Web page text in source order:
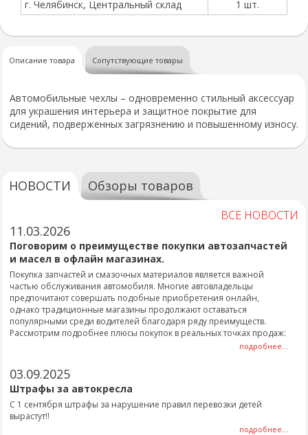
г. Челябинск, Центральный склад
1 шт.
Описание товара Сопутствующие товары
Автомобильные чехлы – одновременно стильный аксессуар
для украшения интерьера и защитное покрытие для
сидений, подверженных загрязнению и повышенному износу.
НОВОСТИ Обзоры товаров
ВСЕ НОВОСТИ
11.03.2026
Поговорим о преимуществе покупки автозапчастей
и масел в офлайн магазинах.
Покупка запчастей и смазочных материалов является важной
частью обслуживания автомобиля. Многие автовладельцы
предпочитают совершать подобные приобретения онлайн,
однако традиционные магазины продолжают оставаться
популярными среди водителей благодаря ряду преимуществ.
Рассмотрим подробнее плюсы покупок в реальных точках продаж:
подробнее...
03.09.2025
Штрафы за автокресла
С 1 сентября штрафы за нарушение правил перевозки детей
вырастут!!
подробнее...